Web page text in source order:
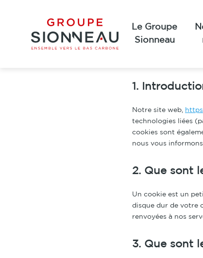
contenu
Le Groupe
Sionneau
Politique de cookies (UE)
1.
Notre site web,
technologies liées
cookies sont
nous vous
2. Que sont
Un cookie est un
disque dur de votre
renvoyées à nos
3. Que sont